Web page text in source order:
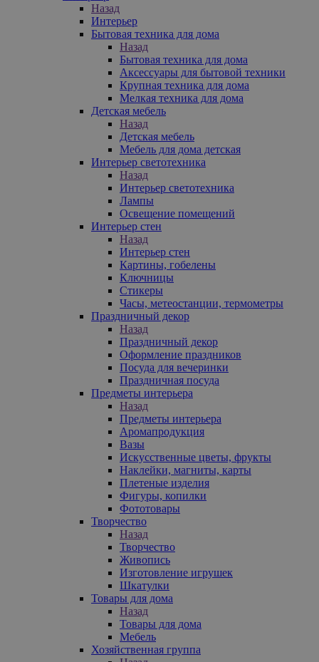
Назад
Интерьер
Бытовая техника для дома
Назад
Бытовая техника для дома
Аксессуары для бытовой техники
Крупная техника для дома
Мелкая техника для дома
Детская мебель
Назад
Детская мебель
Мебель для дома детская
Интерьер светотехника
Назад
Интерьер светотехника
Лампы
Освещение помещений
Интерьер стен
Назад
Интерьер стен
Картины, гобелены
Ключницы
Стикеры
Часы, метеостанции, термометры
Праздничный декор
Назад
Праздничный декор
Оформление праздников
Посуда для вечеринки
Праздничная посуда
Предметы интерьера
Назад
Предметы интерьера
Аромапродукция
Вазы
Искусственные цветы, фрукты
Наклейки, магниты, карты
Плетеные изделия
Фигуры, копилки
Фототовары
Творчество
Назад
Творчество
Живопись
Изготовление игрушек
Шкатулки
Товары для дома
Назад
Товары для дома
Мебель
Хозяйственная группа